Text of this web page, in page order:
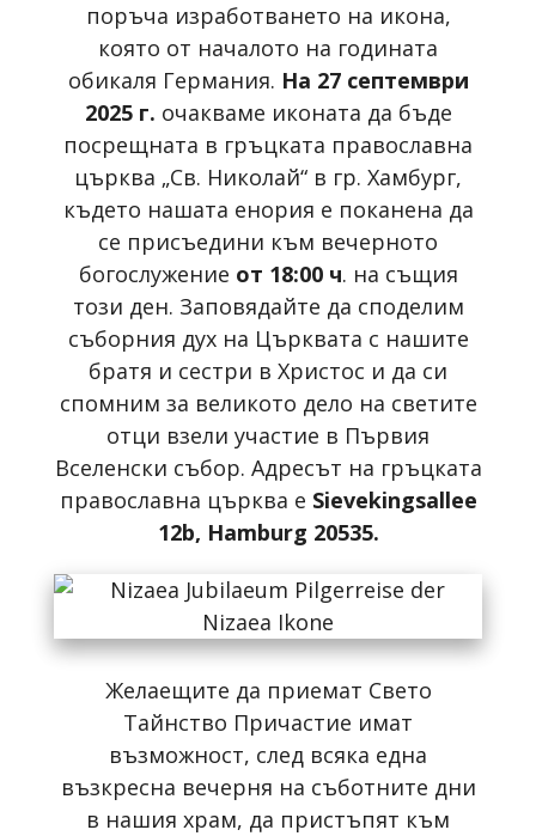
поръча изработването на икона,
която от началото на годината
обикаля Германия. На 27 септември
2025 г. очакваме иконата да бъде
посрещната в гръцката православна
църква „Св. Николай“ в гр. Хамбург,
където нашата енория е поканена да
се присъедини към вечерното
богослужение от 18:00 ч. на същия
този ден. Заповядайте да споделим
съборния дух на Църквата с нашите
братя и сестри в Христос и да си
спомним за великото дело на светите
отци взели участие в Първия
Вселенски събор. Адресът на гръцката
православна църква е Sievekingsallee
12b, Hamburg 20535.
Желаещите да приемат Свето
Тайнство Причастие имат
възможност, след всяка една
възкресна вечерня на съботните дни
в нашия храм, да пристъпят към